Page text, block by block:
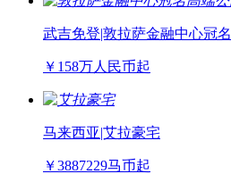
武吉免登|敦拉萨金融中心冠
￥158万人民币起
马来西亚|艾拉豪宅
￥3887229马币起